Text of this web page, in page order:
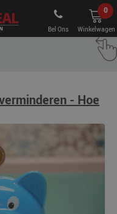
Bel Ons
0
Winkelwagen
- Hoe